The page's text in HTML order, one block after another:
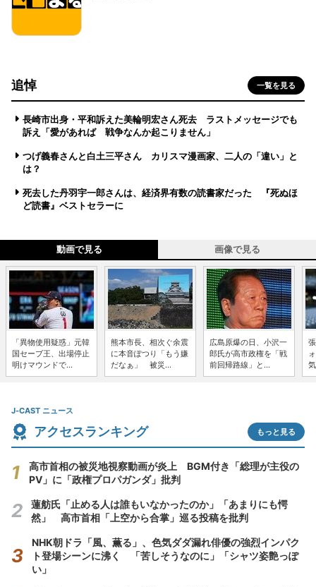
追悼 一覧を見る
長崎市出身・平和訴えた美輪明宏さん死去 ラストメッセージでも
訴え「愛があれば 戦争なんか起こりません」
つげ義春さんと白土三平さん カリスマ漫画家、二人の「違い」と
は？
死去した丹羽宇一郎さんは、経済界有数の読書家だった 『死ぬほ
ど読書』ベストセラーに
動画で見る 画像で見る
「異物使用疑惑」元韓
国セーブ王、出場停止
明けマウンドで...
熊本市長、相次ぐ余震
に本音ぽつり「もう嫌
だなぁ」 被災...
広島原爆の日、小沢一
郎氏が高市政権を「戦
前回帰路線」と...
J-CAST ニュース
アクセスランキング もっと見る
高市首相の被災地視察動画が炎上 BGM付き「総理が主役の
PV」に「政権プロパガンダ」批判
蓮舫氏「止める人は誰もいなかったのか」「あまりにも愕
然」 高市首相「上空から合掌」巡る投稿を批判
NHK朝ドラ「風、薫る」、色気ダダ漏れ俳優の強烈インパク
ト登場シーンに沸く 「苦しそうなのに」「シャツ姿艶っぽ
い」